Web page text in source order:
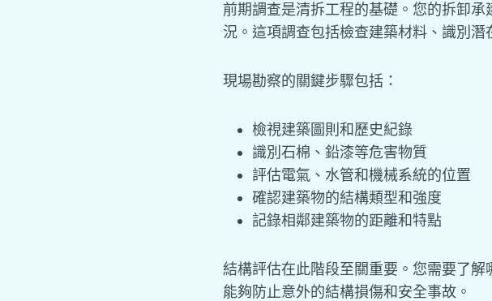
前期調查是清拆工程的基礎。您的拆卸
況。這項調查包括檢查建築材料、識別潛
現場勘察的關鍵步驟包括：
檢視建築圖則和歷史紀錄
識別石棉、鉛漆等危害物質
評估電氣、水管和機械系統的位置
確認建築物的結構類型和強度
記錄相鄰建築物的距離和特點
結構評估在此階段至關重要。您需要了
能夠防止意外的結構損傷和安全事故。